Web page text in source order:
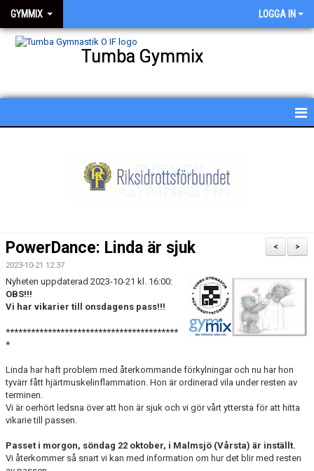
GYMMIX LOGGA IN
Tumba Gymmix
BESKRIVNING AV PASSEN
BILDGALLERI
TRIVSELREGLER
KONTAKT
VÅRA HALLAR
>
<
PowerDance: Linda är sjuk
2023-10-21 12:37
Nyheten uppdaterad 2023-10-21 kl. 16:00:
OBS!!!
Vi har vikarier till onsdagens pass!!!
*****************************************
*
Linda har haft problem med återkommande förkylningar och nu har hon
tyvärr fått hjärtmuskelinflammation. Hon är ordinerad vila under resten av
terminen.
Vi är oerhört ledsna över att hon är sjuk och vi gör vårt yttersta för att hitta
vikarie till passen.
Passet i morgon, söndag 22 oktober, i Malmsjö (Vårsta) är inställt.
Vi återkommer så snart vi kan med information om hur det blir med resten